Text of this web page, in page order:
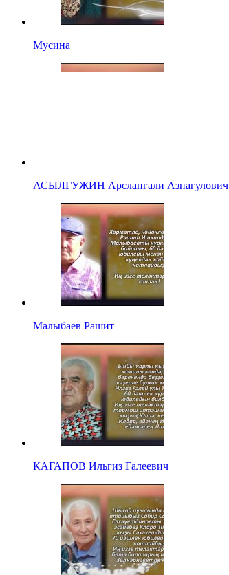
Мусина
АСЫЛГУЖИН Арслангали Азнагулович
Малыбаев Рашит
КАГАПОВ Ильгиз Галеевич